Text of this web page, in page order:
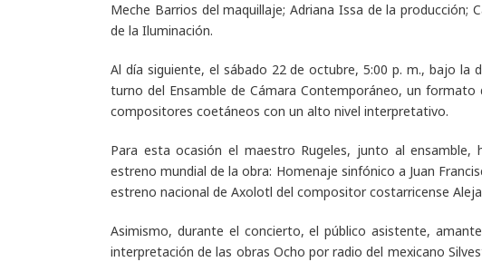
Meche Barrios del maquillaje; Adriana Issa de la producción;
de la Iluminación.
Al día siguiente, el sábado 22 de octubre, 5:00 p. m., bajo la
turno del Ensamble de Cámara Contemporáneo, un
compositores coetáneos con un alto nivel interpretativo.
Para esta ocasión el maestro Rugeles, junto al
estreno mundial de la obra: Homenaje sinfónico a Juan
estreno nacional de Axolotl del compositor costarricense
Asimismo, durante el concierto, el público asistente,
interpretación de las obras Ocho por radio del mexicano